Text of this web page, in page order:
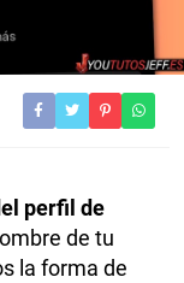
perfil de
de tu
la forma de